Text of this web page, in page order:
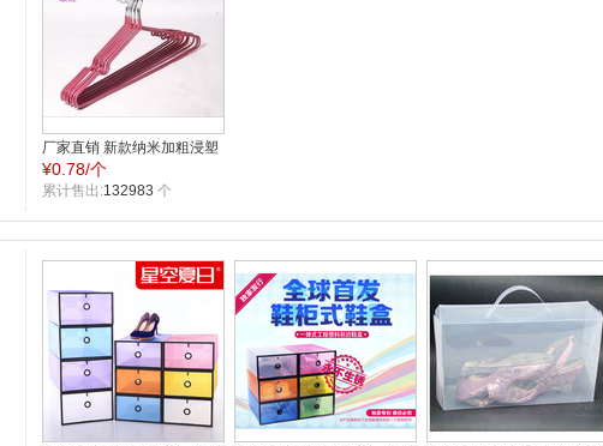
厂家直销 新款纳米加粗浸塑
带凹槽衣架多色（10个装）
颜色可混批
¥0.78/个
累计售出:132983 个